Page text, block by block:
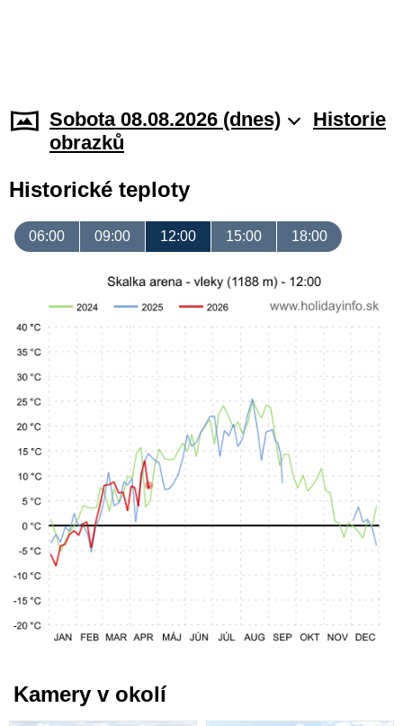
Sobota 08.08.2026 (dnes)
Historie
obrazků
Historické teploty
06:00 09:00 12:00 15:00 18:00
Kamery v okolí